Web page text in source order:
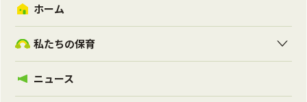
ホーム
私たちの保育
ニュース